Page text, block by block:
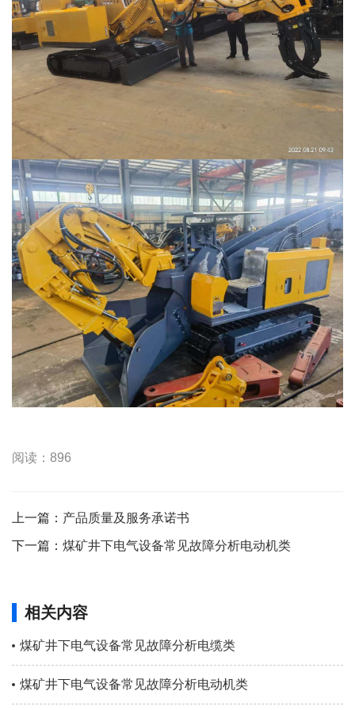
阅读：896
上一篇： 产品质量及服务承诺书
下一篇： 煤矿井下电气设备常见故障分析电动机类
相关内容
煤矿井下电气设备常见故障分析电缆类
煤矿井下电气设备常见故障分析电动机类